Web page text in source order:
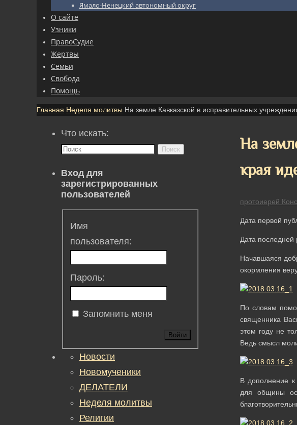
Ямало-Ненецкий автономный округ
О сайте
Узники
ПравоСудие
Жертвы
Семьи
Свобода
Помощь
Главная Неделя молитвы На земле Кавказской в исправительных
На
края
протоиерей
Дата первой
Дата последней
Начавшаяся
окормления
По словам
священника
этом году не
Ведь смысл
В дополнение
для общины
Что искать:
Поиск
Вход для
зарегистрированных
пользователей
Имя
пользователя:
Пароль:
Запомнить меня
Войти
Новости
Новомученики
ДЕЛАТЕЛИ
Неделя молитвы
Религии